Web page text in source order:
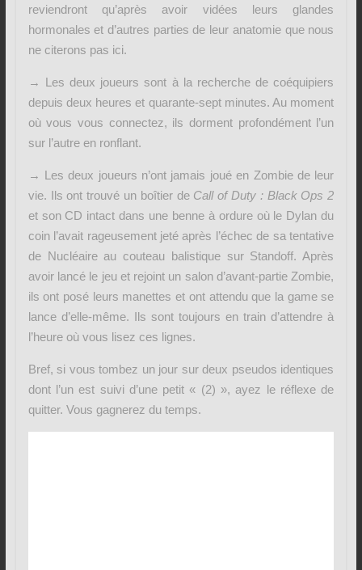
reviendront qu’après avoir vidées leurs glandes
hormonales et d’autres parties de leur anatomie que nous
ne citerons pas ici.
→ Les deux joueurs sont à la recherche de coéquipiers
depuis deux heures et quarante-sept minutes. Au moment
où vous vous connectez, ils dorment profondément l’un
sur l’autre en ronflant.
→ Les deux joueurs n’ont jamais joué en Zombie de leur
vie. Ils ont trouvé un boîtier de Call of Duty : Black Ops 2
et son CD intact dans une benne à ordure où le Dylan du
coin l’avait rageusement jeté après l’échec de sa tentative
de Nucléaire au couteau balistique sur Standoff. Après
avoir lancé le jeu et rejoint un salon d’avant-partie Zombie,
ils ont posé leurs manettes et ont attendu que la game se
lance d’elle-même. Ils sont toujours en train d’attendre à
l’heure où vous lisez ces lignes.
Bref, si vous tombez un jour sur deux pseudos identiques
dont l’un est suivi d’une petit « (2) », ayez le réflexe de
quitter. Vous gagnerez du temps.